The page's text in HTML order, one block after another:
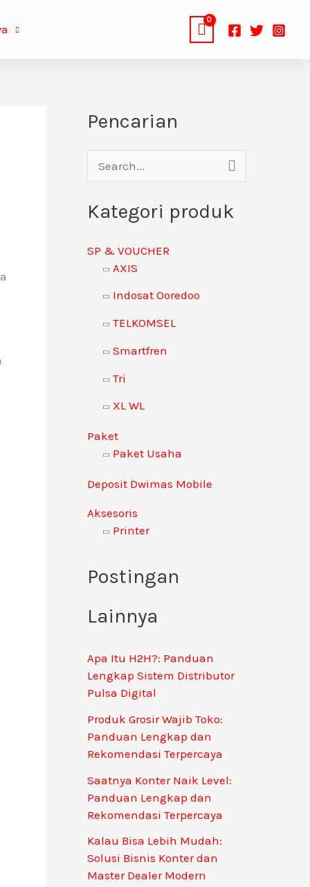
Pencarian
a
r
u
Kategori produk
SP & VOUCHER
AXIS
Indosat Ooredoo
TELKOMSEL
Smartfren
Tri
XL WL
Paket
Paket Usaha
Deposit Dwimas Mobile
Aksesoris
Printer
Postingan
Lainnya
Apa Itu H2H?: Panduan
Lengkap Sistem Distributor
Pulsa Digital
Produk Grosir Wajib Toko:
Panduan Lengkap dan
Rekomendasi Terpercaya
Saatnya Konter Naik Level:
Panduan Lengkap dan
Rekomendasi Terpercaya
Kalau Bisa Lebih Mudah:
Solusi Bisnis Konter dan
Master Dealer Modern